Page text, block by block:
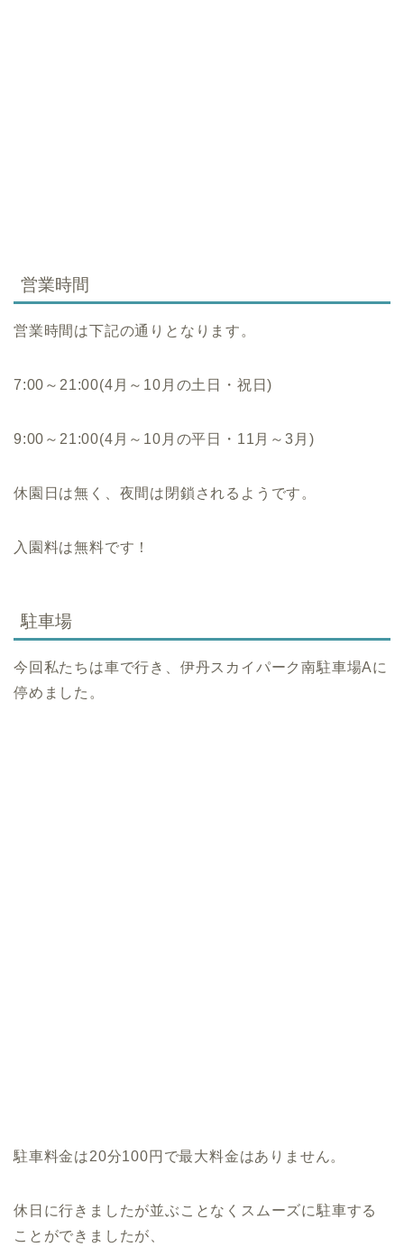
営業時間
営業時間は下記の通りとなります。
7:00～21:00(4月～10月の土日・祝日)
9:00～21:00(4月～10月の平日・11月～3月)
休園日は無く、夜間は閉鎖されるようです。
入園料は無料です！
駐車場
今回私たちは車で行き、伊丹スカイパーク南駐車場Aに
停めました。
駐車料金は20分100円で最大料金はありません。
休日に行きましたが並ぶことなくスムーズに駐車する
ことができましたが、